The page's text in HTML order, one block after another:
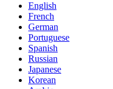
English
French
German
Portuguese
Spanish
Russian
Japanese
Korean